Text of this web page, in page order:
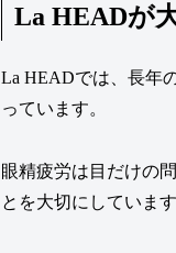
La HEADが
La HEADでは、長年
っています。
眼精疲労は目だけの
とを大切にしています